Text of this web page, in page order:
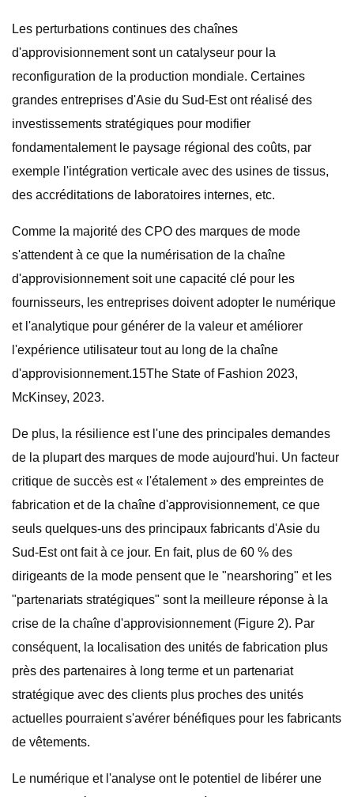
Les perturbations continues des chaînes
d'approvisionnement sont un catalyseur pour la
reconfiguration de la production mondiale. Certaines
grandes entreprises d'Asie du Sud-Est ont réalisé des
investissements stratégiques pour modifier
fondamentalement le paysage régional des coûts, par
exemple l'intégration verticale avec des usines de tissus,
des accréditations de laboratoires internes, etc.
Comme la majorité des CPO des marques de mode
s'attendent à ce que la numérisation de la chaîne
d'approvisionnement soit une capacité clé pour les
fournisseurs, les entreprises doivent adopter le numérique
et l'analytique pour générer de la valeur et améliorer
l'expérience utilisateur tout au long de la chaîne
d'approvisionnement.15The State of Fashion 2023,
McKinsey, 2023.
De plus, la résilience est l'une des principales demandes
de la plupart des marques de mode aujourd'hui. Un facteur
critique de succès est « l'étalement » des empreintes de
fabrication et de la chaîne d'approvisionnement, ce que
seuls quelques-uns des principaux fabricants d'Asie du
Sud-Est ont fait à ce jour. En fait, plus de 60 % des
dirigeants de la mode pensent que le "nearshoring" et les
"partenariats stratégiques" sont la meilleure réponse à la
crise de la chaîne d'approvisionnement (Figure 2). Par
conséquent, la localisation des unités de fabrication plus
près des partenaires à long terme et un partenariat
stratégique avec des clients plus proches des unités
actuelles pourraient s'avérer bénéfiques pour les fabricants
de vêtements.
Le numérique et l'analyse ont le potentiel de libérer une